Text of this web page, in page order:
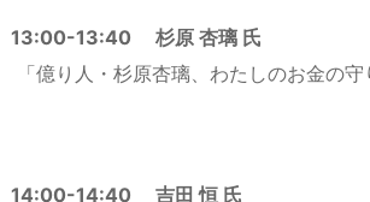
13:00-13:40 杉原 杏璃 氏
「億り人・杉原杏璃、わたしのお金の守
14:00-14:40 吉田 恒 氏